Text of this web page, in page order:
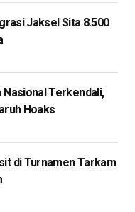
Jaksel Sita 8.500
Terkendali,
Hoaks
di Turnamen Tarkam